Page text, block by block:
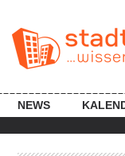
NEWS